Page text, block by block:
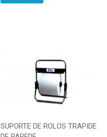
SUPORTE DE ROLOS TRAPIDE